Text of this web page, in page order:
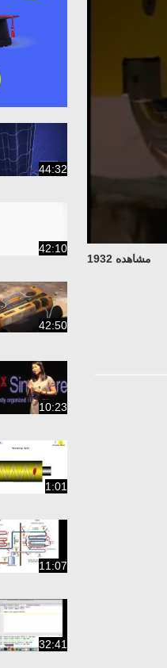
مشاهده 1932
44:32
42:10
42:50
10:23
1:01
11:07
32:41